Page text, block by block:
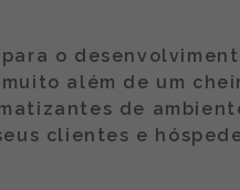
o
além de um
de
clientes e